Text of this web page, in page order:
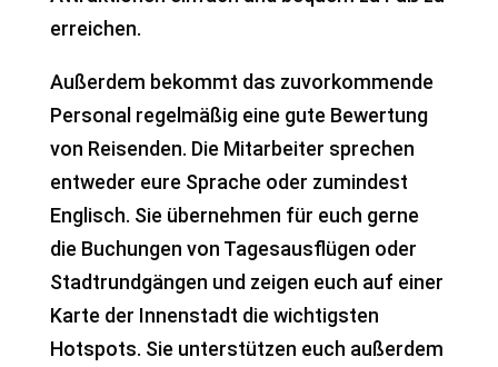
erreichen.
Außerdem bekommt das zuvorkommende
Personal regelmäßig eine gute Bewertung
von Reisenden. Die Mitarbeiter sprechen
entweder eure Sprache oder zumindest
Englisch. Sie übernehmen für euch gerne
die Buchungen von Tagesausflügen oder
Stadtrundgängen und zeigen euch auf einer
Karte der Innenstadt die wichtigsten
Hotspots. Sie unterstützen euch außerdem